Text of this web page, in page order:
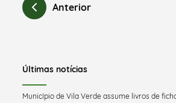
Anterior
Últimas notícias
Município de Vila Verde assume livros de